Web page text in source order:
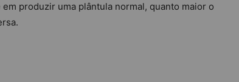
produzir uma plântula normal, quanto maior o